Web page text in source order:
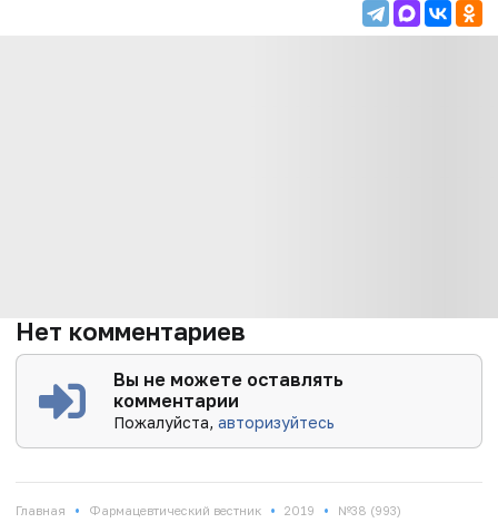
Нет комментариев
Вы не можете оставлять
комментарии
Пожалуйста,авторизуйтесь
Главная • Фармацевтический вестник • 2019 • №38 (993)